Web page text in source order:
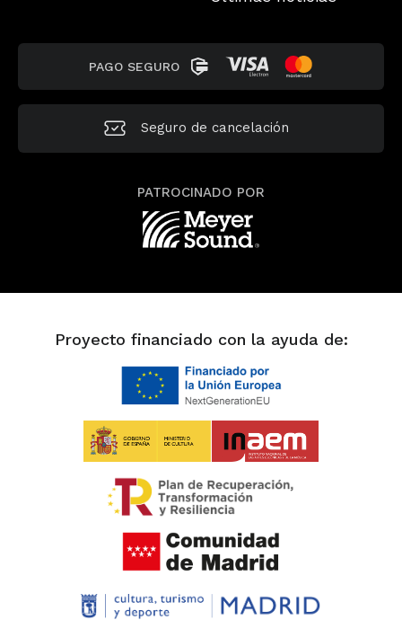
PAGO SEGURO
Seguro de cancelación
PATROCINADO POR
Proyecto financiado con la ayuda de: